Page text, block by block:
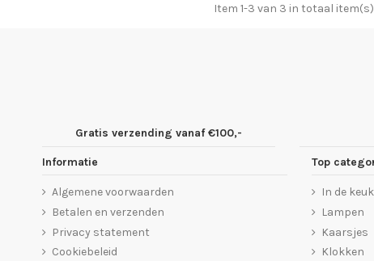
Item 1-3 van 3 in totaal item(s)
Gratis verzending vanaf €100,-
Informatie
Algemene voorwaarden
Betalen en verzenden
Privacy statement
Cookiebeleid
Top
In de
Lampen
Kaarsjes
Klokken